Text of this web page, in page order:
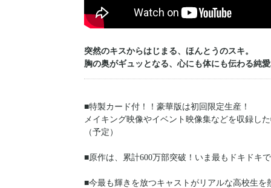
突然のキスからはじまる、ほんとうのスキ。
胸の奥がギュッとなる、心にも体にも伝わる純
■特製カード付！！豪華版は初回限定生産！
メイキング映像やイベント映像集などを収録し
（予定）
■原作は、累計600万部突破！いま最もドキドキ
■今最も輝きを放つキャストがリアルな高校生を